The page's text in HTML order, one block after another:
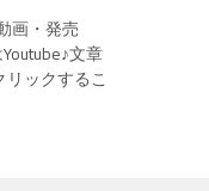
画・発売
文章
ックするこ